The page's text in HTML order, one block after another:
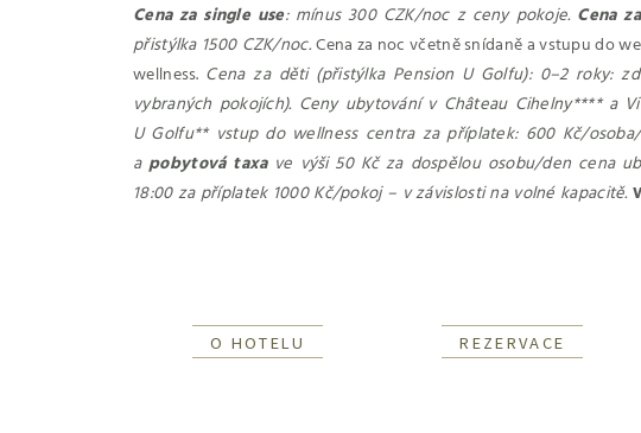
Cena za single use: mínus 300 CZK/noc z ceny pokoje. Cena
přistýlka 1500 CZK/noc.Cena za noc včetně snídaně a vstupu do
wellness. Cena za děti (přistýlka Pension U Golfu): 0–2 roky:
vybraných pokojích). Ceny ubytování v Château Cihelny**** a
U Golfu** vstup do wellness centra za příplatek: 600 Kč/
apobytová taxave výši 50 Kč za dospělou osobu/den cena
18:00 za příplatek 1000 Kč/pokoj – v závislosti na volné kapacitě.
O HOTELU REZERVACE